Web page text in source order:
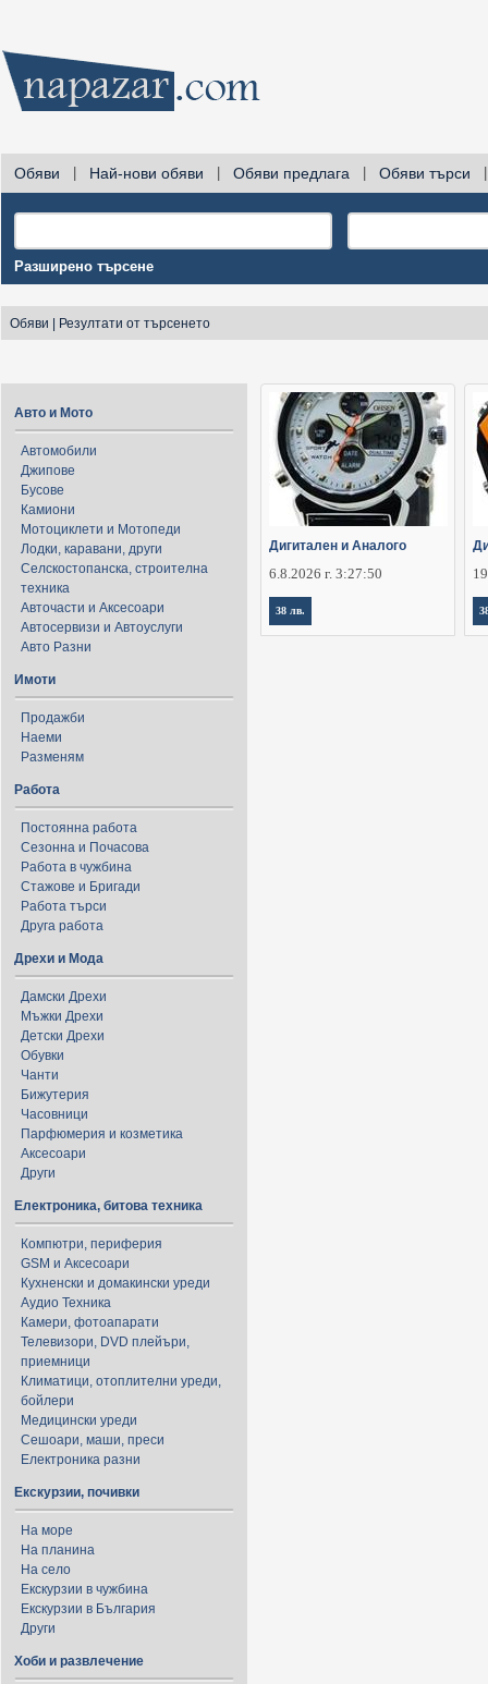
Обяви Най-нови обяви Обяви предлага Обяви търси
Разширено търсене
Обяви Резултати от търсенето
Авто и Мото
Автомобили
Джипове
Бусове
Камиони
Мотоциклети и Мотопеди
Лодки, каравани, други
Селскостопанска, строителна
техника
Авточасти и Аксесоари
Автосервизи и Автоуслуги
Авто Разни
Имоти
Продажби
Наеми
Разменям
Работа
Постоянна работа
Сезонна и Почасова
Работа в чужбина
Стажове и Бригади
Работа търси
Друга работа
Дрехи и Мода
Дамски Дрехи
Мъжки Дрехи
Детски Дрехи
Обувки
Чанти
Бижутерия
Часовници
Парфюмерия и козметика
Аксесоари
Други
Електроника, битова техника
Компютри, периферия
GSM и Аксесоари
Кухненски и домакински уреди
Аудио Техника
Камери, фотоапарати
Телевизори, DVD плейъри,
приемници
Климатици, отоплителни уреди,
бойлери
Медицински уреди
Сешоари, маши, преси
Електроника разни
Екскурзии, почивки
На море
На планина
На село
Екскурзии в чужбина
Екскурзии в България
Други
Хоби и развлечение
Дигитален и Аналого
6.8.2026 г. 3:27:50
38 лв.